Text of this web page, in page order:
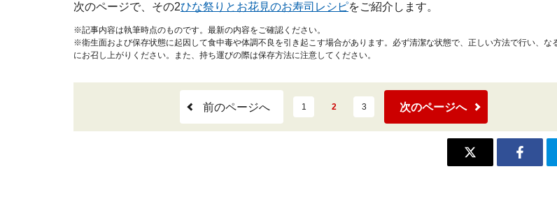
次のページで、その2ひな祭りとお花見のお寿司レシピをご紹介します。
※記事内容は執筆時点のものです。最新の内容をご確認ください。
※衛生面および保存状態に起因して食中毒や体調不良を引き起こす場合があります。必ず清潔な状態で、正しい方法で行い、な
にお召し上がりください。また、持ち運びの際は保存方法に注意してください。
前のページへ 1 2 3 次のページへ